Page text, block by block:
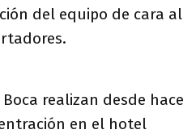
del equipo de cara al
realizan desde hace
en el hotel